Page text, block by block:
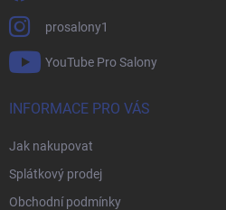
prosalony1
YouTube Pro Salony
INFORMACE PRO VÁS
Jak nakupovat
Splátkový prodej
Obchodní podmínky